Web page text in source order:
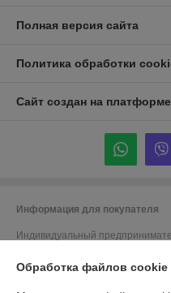
Полная версия сайта
Политика обработки
Сайт создан на
Информация для покупателя
Индивидуальный
Регистрационный номер ЕГР:
Обработка файлов cookie